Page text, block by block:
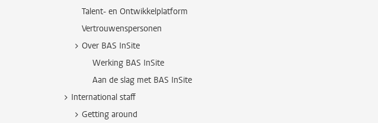
Talent- en Ontwikkelplatform
Vertrouwenspersonen
Over BAS InSite
Werking BAS InSite
Aan de slag met BAS InSite
International staff
Getting around